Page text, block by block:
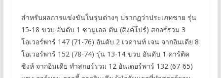
สำหรับผลการแข่งขันในรุ่นต่างๆ ปรากฏว่าประเภทชาย รุ่น
15-18 ขวบ อันดับ 1 ซามูเอล ตัน (สิงค์โปร์) สกอร์รวม 3
โอเวอร์พาร์ 147 (71-76) อันดับ 2 เวดานท์ เจน จากอินเดีย 8
โอเวอร์พาร์ 152 (78-74) รุ่น 13-14 ขวบ อันดับ 1 คาร์ติค
ซิงห์ จากอินเดีย ทำสกอร์รวม 12 อันเดอร์พาร์ 132 (67-65)